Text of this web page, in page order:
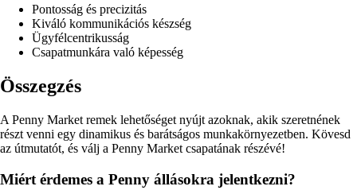
Pontosság és precizitás
Kiváló kommunikációs készség
Ügyfélcentrikusság
Csapatmunkára való képesség
Összegzés
A Penny Market remek lehetőséget nyújt azoknak, akik szeretnének
részt venni egy dinamikus és barátságos munkakörnyezetben. Kövesd
az útmutatót, és válj a Penny Market csapatának részévé!
Miért érdemes a Penny állásokra jelentkezni?